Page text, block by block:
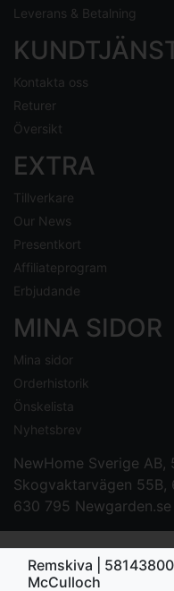
Remskiva |
McCulloch
Leverans & Betalning
Kontakta oss
Returer
Översikt
EXTRA
Tillverkare
Our News
Presentkort
Affiliateprogram
Erbjudande
MINA SIDOR
Mina sidor
Orderhistorik
Önskelista
Nyhetsbrev
NewHome Sverige AB,
Skogvaktarvägen 55B,
630 795 Newgarden.se